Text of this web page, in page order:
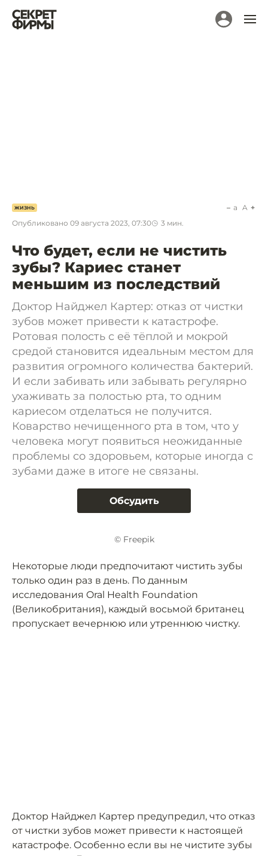
ЖИЗНЬ
Опубликовано 09 августа 2023, 07:30 3 мин.
a A
Что будет, если не чистить
зубы? Кариес станет
меньшим из последствий
Доктор Найджел Картер: отказ от чистки
зубов может привести к катастрофе.
Ротовая полость с её тёплой и мокрой
средой становится идеальным местом для
развития огромного количества бактерий.
И если забивать или забывать регулярно
ухаживать за полостью рта, то одним
кариесом отделаться не получится.
Коварство нечищенного рта в том, что у
человека могут появиться неожиданные
проблемы со здоровьем, которые иногда с
зубами даже в итоге не связаны.
Обсудить
© Freepik
Некоторые люди предпочитают чистить зубы
только один раз в день. По данным
исследования Oral Health Foundation
(Великобритания), каждый восьмой британец
пропускает вечернюю или утреннюю чистку.
Доктор Найджел Картер предупредил, что отказ
от чистки зубов может привести к настоящей
катастрофе. Особенно если вы не чистите зубы